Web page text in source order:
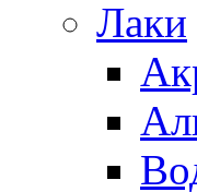
Лаки